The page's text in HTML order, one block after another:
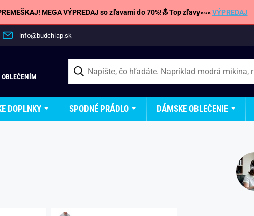
MEGA VÝPREDAJ so zľavami do 70%!🔝Top zľavy»»»VÝPREDAJ
info@budchlap.sk
DOPLNKY SPODNÉ PRÁDLO DÁMSKE OBLEČENIE